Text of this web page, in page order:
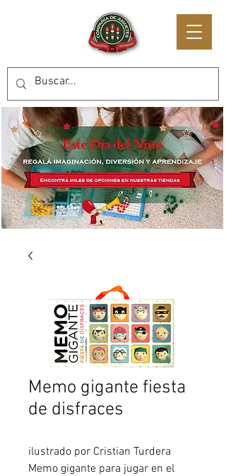
Memo gigante fiesta
de disfraces
ilustrado por Cristian Turdera
Memo gigante para jugar en el